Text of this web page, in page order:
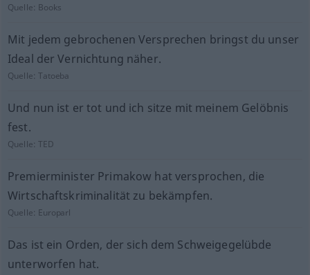
Quelle: Books
Mit jedem gebrochenen Versprechen bringst du unser
Ideal der Vernichtung näher.
Quelle:Tatoeba
Und nun ist er tot und ich sitze mit meinem Gelöbnis
fest.
Quelle:TED
Premierminister Primakow hat versprochen, die
Wirtschaftskriminalität zu bekämpfen.
Quelle: Europarl
Das ist ein Orden, der sich dem Schweigegelübde
unterworfen hat.